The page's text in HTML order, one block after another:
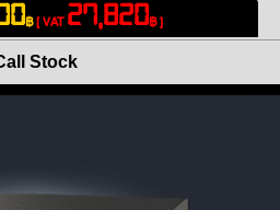
฿[ VAT27,820฿ ]
Stock